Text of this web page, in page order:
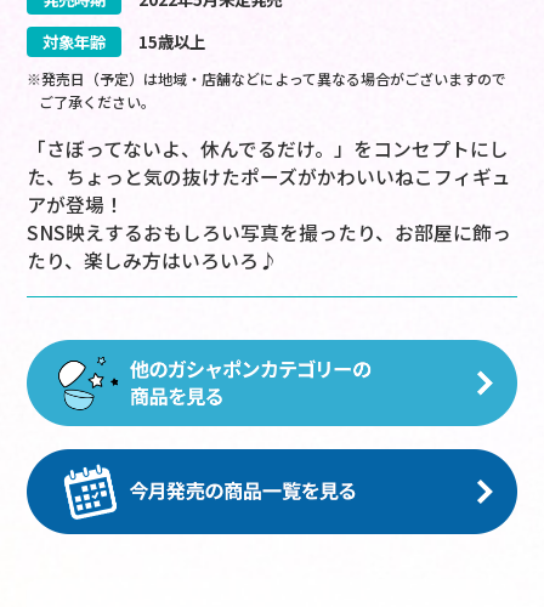
対象年齢
15歳以上
※発売日（予定）は地域・店舗などによって異なる場合がございますので
ご了承ください。
「さぼってないよ、休んでるだけ。」をコンセプトにし
た、ちょっと気の抜けたポーズがかわいいねこフィギュ
アが登場！
SNS映えするおもしろい写真を撮ったり、お部屋に飾っ
たり、楽しみ方はいろいろ♪